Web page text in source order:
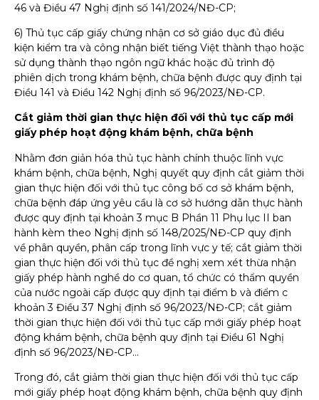
46 và Điều 47 Nghị định số 141/2024/NĐ-CP;
6) Thủ tục cấp giấy chứng nhận cơ sở giáo dục đủ điều
kiện kiểm tra và công nhận biết tiếng Việt thành thạo hoặc
sử dụng thành thạo ngôn ngữ khác hoặc đủ trình độ
phiên dịch trong khám bệnh, chữa bệnh được quy định tại
Điều 141 và Điều 142 Nghị định số 96/2023/NĐ-CP.
Cắt giảm thời gian thực hiện đối với thủ tục cấp mới
giấy phép hoạt động khám bệnh, chữa bệnh
Nhằm đơn giản hóa thủ tục hành chính thuộc lĩnh vực
khám bệnh, chữa bệnh, Nghị quyết quy định cắt giảm thời
gian thực hiện đối với thủ tục công bố cơ sở khám bệnh,
chữa bệnh đáp ứng yêu cầu là cơ sở hướng dẫn thực hành
được quy định tại khoản 3 mục B Phần 11 Phụ lục II ban
hành kèm theo Nghị định số 148/2025/NĐ-CP quy định
về phân quyền, phân cấp trong lĩnh vực y tế; cắt giảm thời
gian thực hiện đối với thủ tục đề nghị xem xét thừa nhận
giấy phép hành nghề do cơ quan, tổ chức có thẩm quyền
của nước ngoài cấp được quy định tại điểm b và điểm c
khoản 3 Điều 37 Nghị định số 96/2023/NĐ-CP; cắt giảm
thời gian thực hiện đối với thủ tục cấp mới giấy phép hoạt
động khám bệnh, chữa bệnh quy định tại Điều 61 Nghị
định số 96/2023/NĐ-CP…
Trong đó, cắt giảm thời gian thực hiện đối với thủ tục cấp
mới giấy phép hoạt động khám bệnh, chữa bệnh quy định